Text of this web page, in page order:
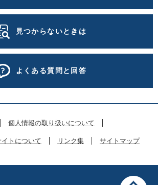
見つからないときは
よくある質問と回答
個人情報の取り扱いについて
イトについて リンク集 サイトマップ